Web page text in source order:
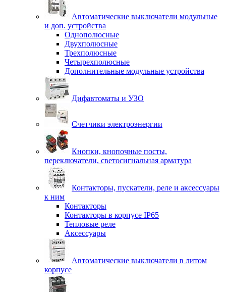
Автоматические выключатели модульные
и доп. устройства
Однополюсные
Двухполюсные
Трехполюсные
Четырехполюсные
Дополнительные модульные устройства
Дифавтоматы и УЗО
Счетчики электроэнергии
Кнопки, кнопочные посты,
переключатели, светосигнальная арматура
Контакторы, пускатели, реле и аксессуары
к ним
Контакторы
Контакторы в корпусе IP65
Тепловые реле
Аксессуары
Автоматические выключатели в литом
корпусе